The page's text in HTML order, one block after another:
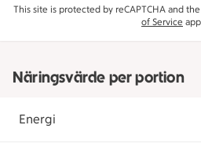
This site is protected by reCAPTCHA and
of Service
Näringsvärde per portion
Energi